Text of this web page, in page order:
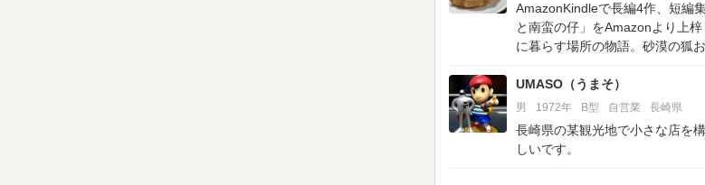
AmazonKindleで長編4作、短編
と南蛮の仔」をAmazonより上
に暮らす場所の物語。砂漠の狐
UMASO（うまそ）
男 1972年 B型 自営業 長崎県
長崎県の某観光地で小さな店を
しいです。